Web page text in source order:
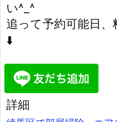
い^_^
追って予約可能日、
⬇️
詳細